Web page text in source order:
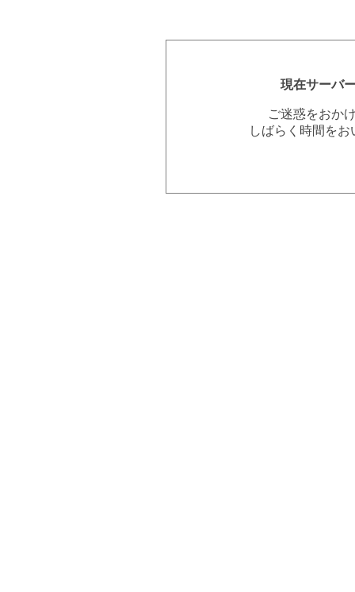
現在サーバ
ご迷惑をおか
しばらく時間を